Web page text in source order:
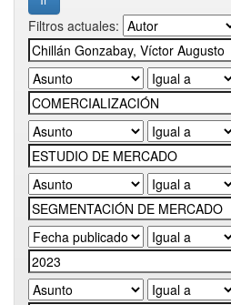
Filtros actuales: